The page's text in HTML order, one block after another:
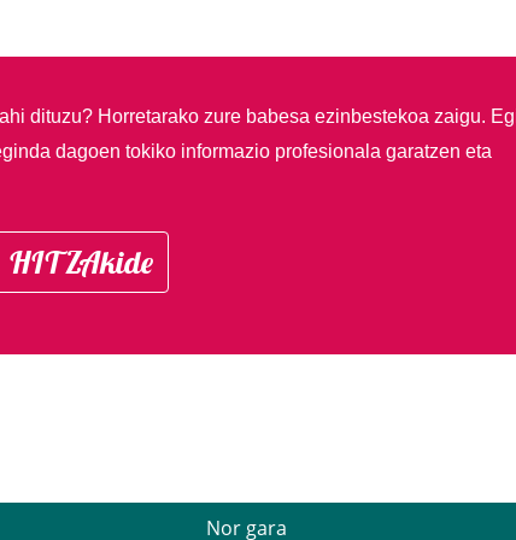
dituzu? Horretarako zure babesa ezinbestekoa zaigu.
dagoen tokiko informazio profesionala garatzen eta
HITZAkide
Nor gara